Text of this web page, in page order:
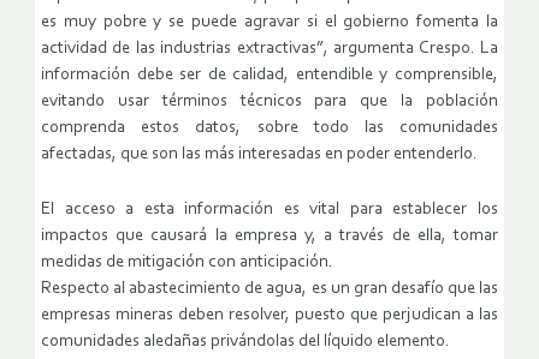
es muy pobre y se puede agravar si el gobierno fomenta la
actividad de las industrias extractivas”, argumenta Crespo. La
información debe ser de calidad, entendible y comprensible,
evitando usar términos técnicos para que la población
comprenda estos datos, sobre todo las comunidades
afectadas, que son las más interesadas en poder entenderlo.
El acceso a esta información es vital para establecer los
impactos que causará la empresa y, a través de ella, tomar
medidas de mitigación con anticipación.
Respecto al abastecimiento de agua, es un gran desafío que las
empresas mineras deben resolver, puesto que perjudican a las
comunidades aledañas privándolas del líquido elemento.